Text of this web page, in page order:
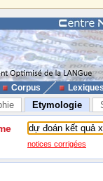
Corpus
Etymologie
notices corrigées